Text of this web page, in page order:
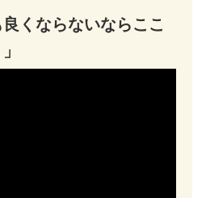
良くならないならここ
」